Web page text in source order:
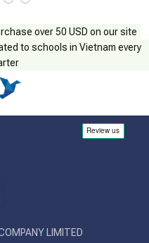
over 50 USD on our site
to schools in Vietnam every
LIMITED